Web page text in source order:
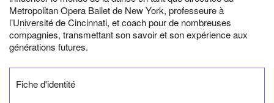
Metropolitan Opera Ballet de New York, professeure à
l’Université de Cincinnati, et coach pour de nombreuses
compagnies, transmettant son savoir et son expérience aux
générations futures.
Fiche d'identité